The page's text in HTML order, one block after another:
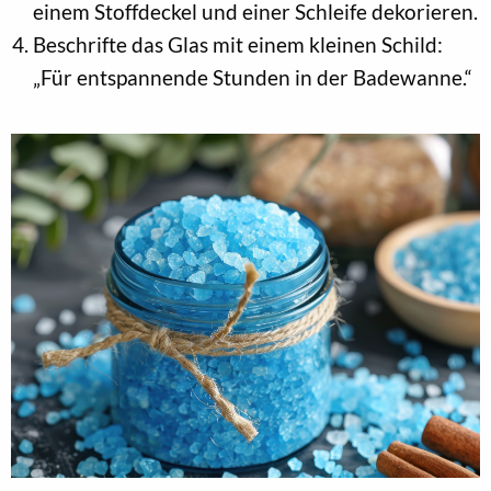
einem Stoffdeckel und einer Schleife dekorieren.
Beschrifte das Glas mit einem kleinen Schild:
„Für entspannende Stunden in der Badewanne.“